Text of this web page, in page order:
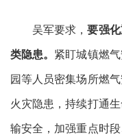
吴军要求，要强
类隐患。 紧盯城镇燃
园等人员密集场所燃
火灾隐患，持续打通
输安全，加强重点时